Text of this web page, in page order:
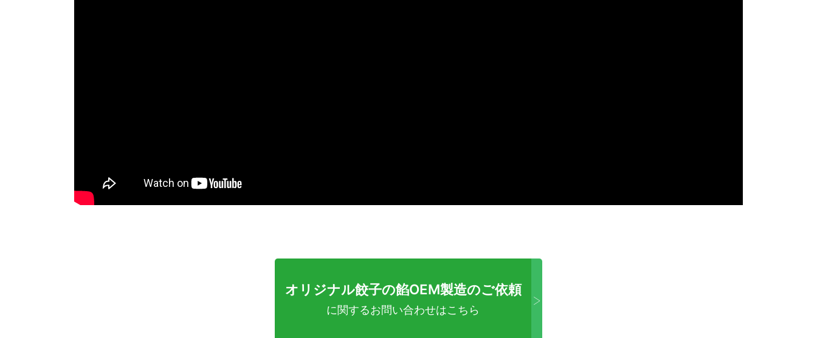
オリジナル餃子の餡OEM製造のご依頼
に関するお問い合わせはこちら
>